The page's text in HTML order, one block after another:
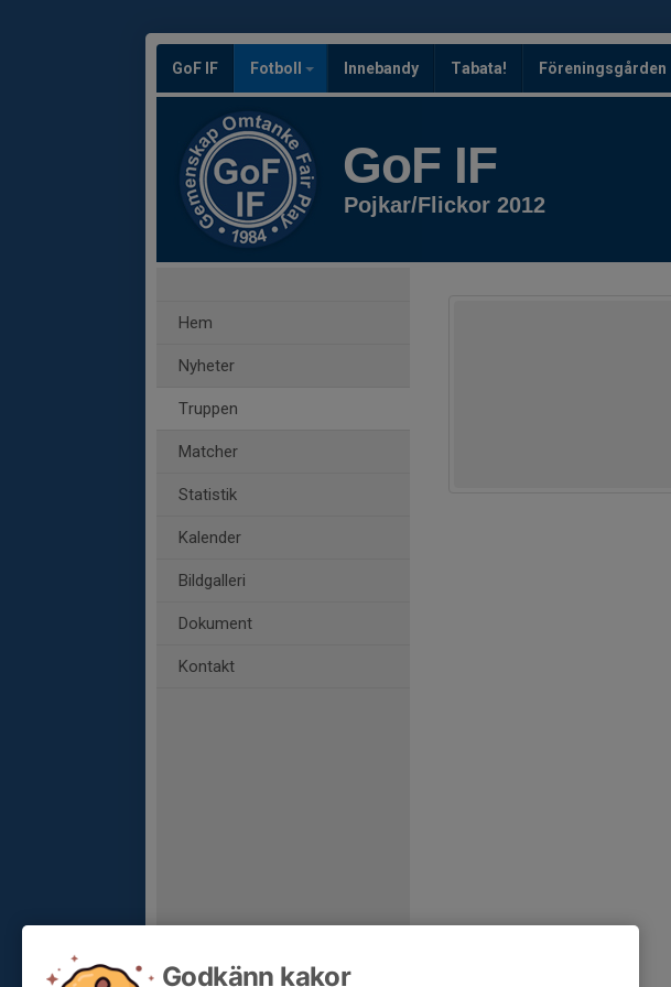
GoF IF Fotboll Innebandy Tabata! Föreningsgården
GoF IF
Pojkar/Flickor 2012
Hem
Nyheter
Truppen
Matcher
Statistik
Kalender
Bildgalleri
Dokument
Kontakt
Godkänn kakor